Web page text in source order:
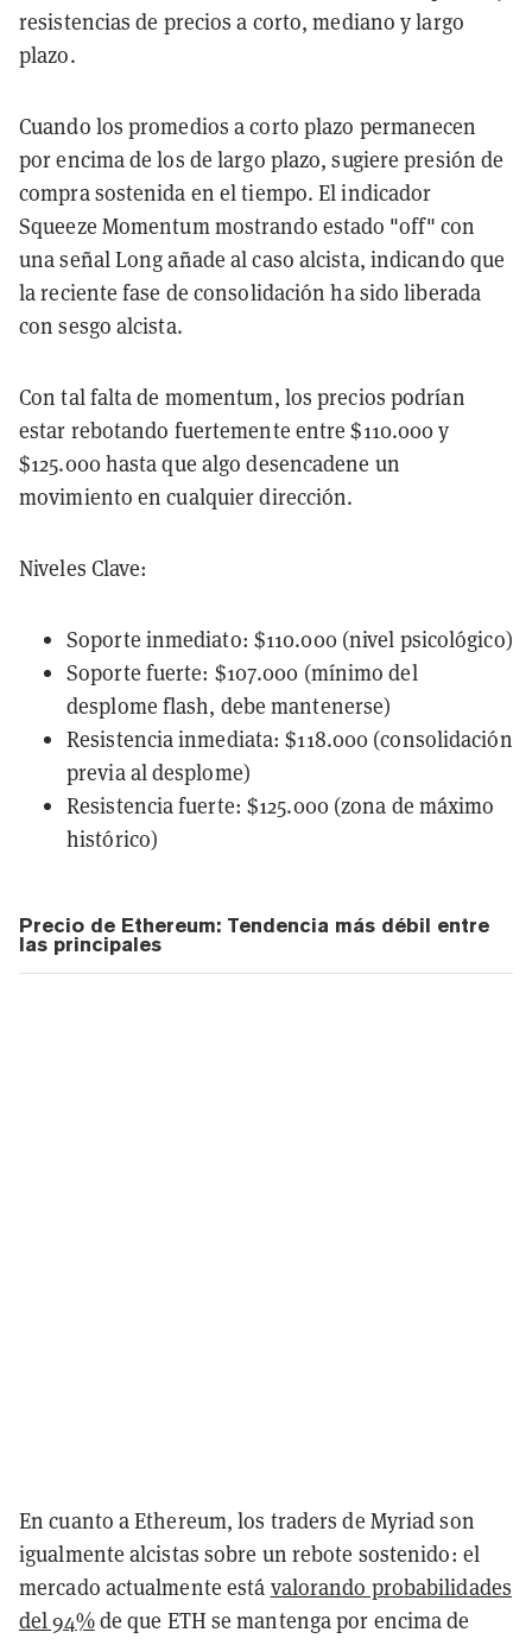
resistencias de precios a corto, mediano y largo
plazo.
Cuando los promedios a corto plazo permanecen
por encima de los de largo plazo, sugiere presión de
compra sostenida en el tiempo. El indicador
Squeeze Momentum mostrando estado "off" con
una señal Long añade al caso alcista, indicando que
la reciente fase de consolidación ha sido liberada
con sesgo alcista.
Con tal falta de momentum, los precios podrían
estar rebotando fuertemente entre $110.000 y
$125.000 hasta que algo desencadene un
movimiento en cualquier dirección.
Niveles Clave:
Soporte inmediato: $110.000 (nivel psicológico)
Soporte fuerte: $107.000 (mínimo del
desplome flash, debe mantenerse)
Resistencia inmediata: $118.000 (consolidación
previa al desplome)
Resistencia fuerte: $125.000 (zona de máximo
histórico)
Precio de Ethereum: Tendencia más débil entre
las principales
En cuanto a Ethereum, los traders de Myriad son
igualmente alcistas sobre un rebote sostenido: el
mercado actualmente está valorando probabilidades
del 94%de que ETH se mantenga por encima de